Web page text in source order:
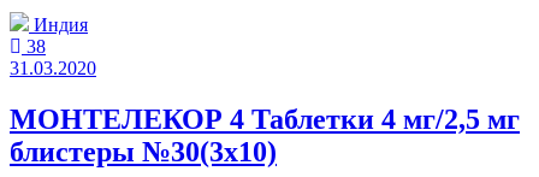
Индия
38
31.03.2020
МОНТЕЛЕКОР 4 Таблетки 4 мг/2,5 мг
блистеры №30(3x10)